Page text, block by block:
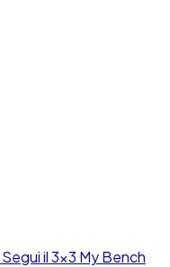
Segui il 3x3 My Bench